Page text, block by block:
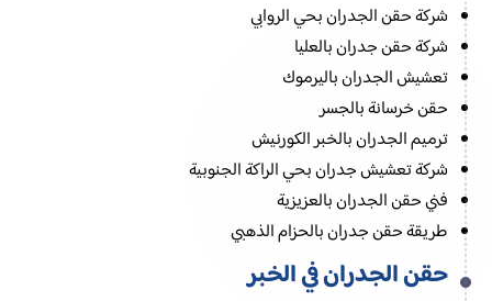
شركة حقن الجدران بحي الروابي
شركة حقن جدران بالعليا​
تعشيش الجدران​ باليرموك
حقن خرسانة بالجسر
ترميم الجدران بالخبر الكورنيش​
شركة تعشيش جدران بحي الراكة الجنوبية
فني حقن الجدران بالعزيزية
طريقة حقن جدران​ بالحزام الذهبي
حقن الجدران في الخبر